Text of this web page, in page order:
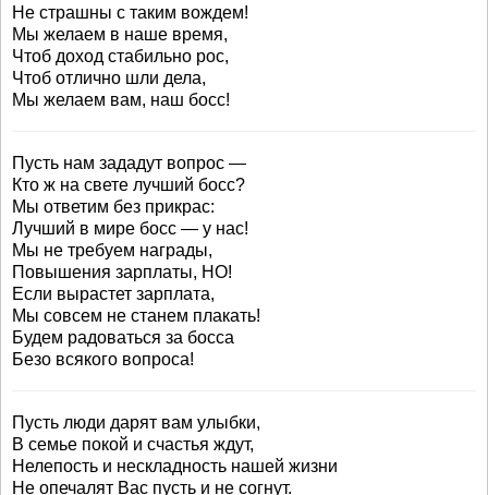
Не страшны с таким вождем!
Мы желаем в наше время,
Чтоб доход стабильно рос,
Чтоб отлично шли дела,
Мы желаем вам, наш босс!
Пусть нам зададут вопрос —
Кто ж на свете лучший босс?
Мы ответим без прикрас:
Лучший в мире босс — у нас!
Мы не требуем награды,
Повышения зарплаты, НО!
Если вырастет зарплата,
Мы совсем не станем плакать!
Будем радоваться за босса
Безо всякого вопроса!
Пусть люди дарят вам улыбки,
В семье покой и счастья ждут,
Нелепость и нескладность нашей жизни
Не опечалят Вас пусть и не согнут.